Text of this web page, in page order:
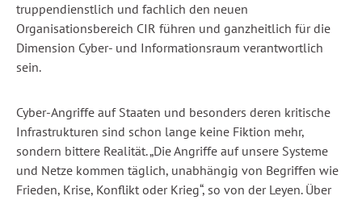
truppendienstlich und fachlich den neuen
Organisationsbereich CIR führen und ganzheitlich für die
Dimension Cyber- und Informationsraum verantwortlich
sein.
Cyber-Angriffe auf Staaten und besonders deren kritische
Infrastrukturen sind schon lange keine Fiktion mehr,
sondern bittere Realität. „Die Angriffe auf unsere Systeme
und Netze kommen täglich, unabhängig von Begriffen wie
Frieden, Krise, Konflikt oder Krieg“, so von der Leyen. Über